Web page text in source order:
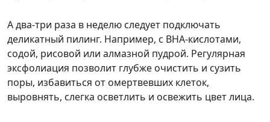
А два-три раза в неделю следует подключать
деликатный пилинг. Например, с ВНА-кислотами,
содой, рисовой или алмазной пудрой. Регулярная
эксфолиация позволит глубже очистить и сузить
поры, избавиться от омертвевших клеток,
выровнять, слегка осветлить и освежить цвет лица.